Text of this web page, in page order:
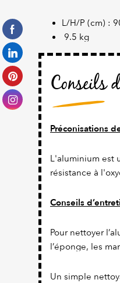
L/H/P (cm) :
9.5 kg
Conseils
Préconisations
L'aluminium est
résistance à
Conseils
Pour nettoyer
l’éponge, les
Un simple